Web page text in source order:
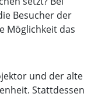
Besucher der
Möglichkeit das
und der alte
Stattdessen